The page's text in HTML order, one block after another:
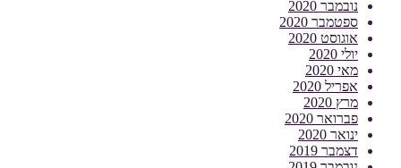
נובמבר 2020
ספטמבר 2020
אוגוסט 2020
יולי 2020
מאי 2020
אפריל 2020
מרץ 2020
פברואר 2020
ינואר 2020
דצמבר 2019